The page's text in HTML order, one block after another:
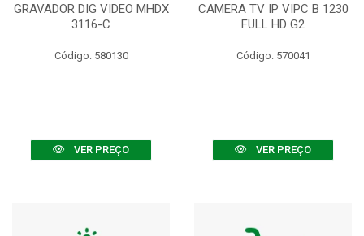
GRAVADOR DIG VIDEO MHDX
3116-C
Código: 580130
VER PREÇO
CAMERA TV IP VIPC B 1230
FULL HD G2
Código: 570041
VER PREÇO